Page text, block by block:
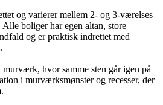
og varierer mellem 2- og 3-værelses
boliger har egen altan, store
og er praktisk indrettet med
hvor samme sten går igen på
i murværksmønster og recesser, der